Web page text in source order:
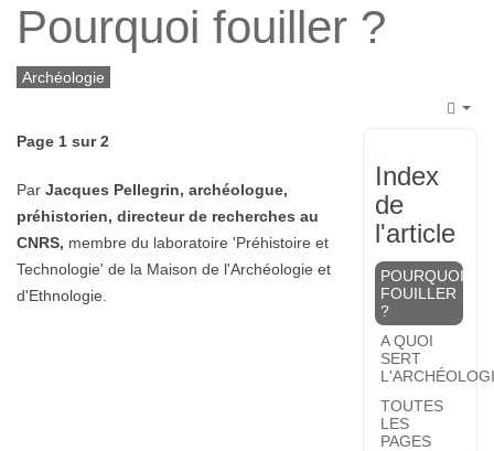
Pourquoi fouiller ?
Archéologie
Index
de
l'article
POURQUOI
FOUILLER
?
A QUOI
SERT
TOUTES
LES
PAGES
Page 1 sur 2
Par Jacques Pellegrin, archéologue,
préhistorien, directeur de recherches au
CNRS, membre du laboratoire 'Préhistoire et
Technologie' de la Maison de l'Archéologie et
d'Ethnologie.